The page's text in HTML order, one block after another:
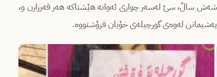
شه‌ش ساڵ، سێ له‌سه‌ر چواری ئه‌وانه‌ هێشتاكه‌ هه‌ر قه‌رزارن و،
په‌شیمانن له‌وه‌ی گورچیله‌ی خۆیان فرۆشتووه‌.